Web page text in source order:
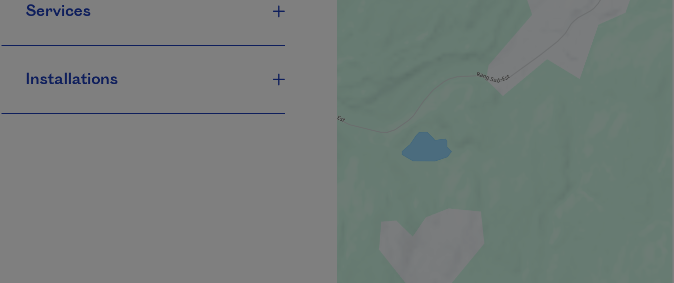
Services
Installations